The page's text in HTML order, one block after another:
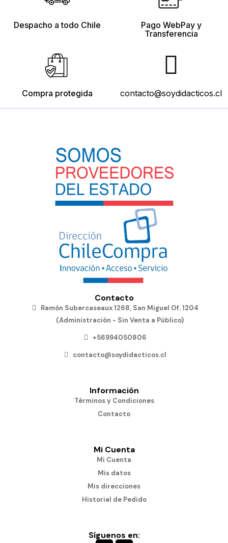
Despacho a todo Chile
Pago WebPay y
Transferencia
Compra protegida contacto@soydidacticos.cl
Contacto
Ramón Subercaseaux 1268, San Miguel Of. 1204
(Administración - Sin Venta a Público)
+56994050806
contacto@soydidacticos.cl
Información
Términos y Condiciones
Contacto
Mi Cuenta
Mi Cuenta
Mis datos
Mis direcciones
Historial de Pedido
Síguenos en: